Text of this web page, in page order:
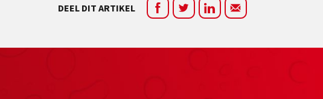
DEEL DIT ARTIKEL